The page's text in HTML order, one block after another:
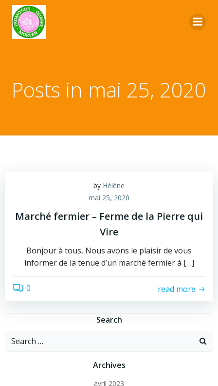
Posts in mai 25, 2020
by Hélène
mai 25, 2020
Marché fermier – Ferme de la Pierre qui
Vire
Bonjour à tous, Nous avons le plaisir de vous
informer de la tenue d’un marché fermier à […]
0 read more
Search
Archives
avril 2023